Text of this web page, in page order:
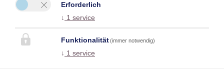
Erforderlich
↓ 1 service
Funktionalität(immer notwendig)
↓ 1 service